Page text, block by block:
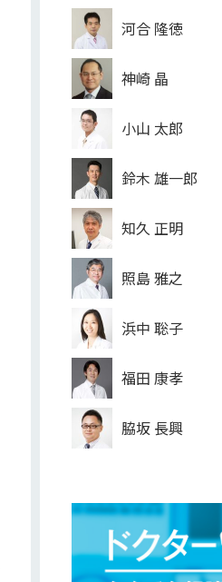
河合 隆徳
神崎 晶
小山 太郎
鈴木 雄一郎
知久 正明
照島 雅之
浜中 聡子
福田 康孝
脇坂 長興